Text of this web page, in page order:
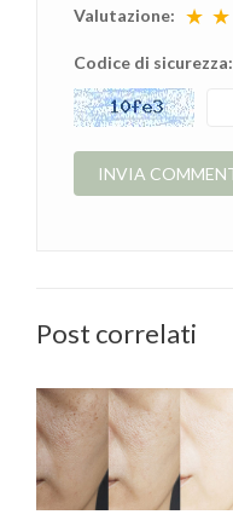
Valutazione: ★ ★
Codice di sicurezza:
Post correlati